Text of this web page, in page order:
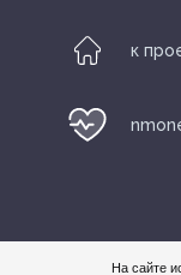
На сайте
к